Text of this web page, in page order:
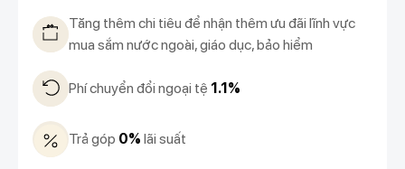
Tăng thêm chi tiêu để nhận thêm ưu đãi lĩnh vực
mua sắm nước ngoài, giáo dục, bảo hiểm
Phí chuyển đổi ngoại tệ 1.1%
Trả góp 0% lãi suất